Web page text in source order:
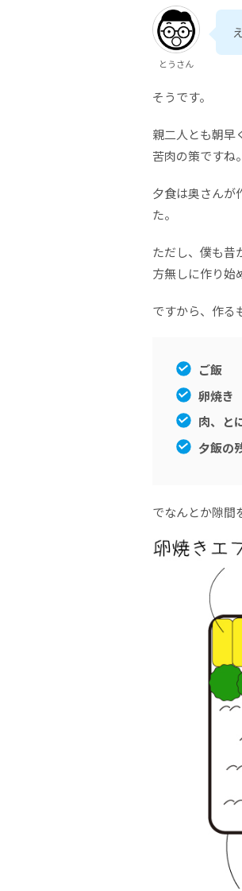
とうさん
そうです。
親二人とも朝早
苦肉の策ですね。
夕食は奥さんが
た。
ただし、僕も昔
方無しに作り始
ですから、作る
ご飯
卵焼き
肉、と
夕飯の
でなんとか隙間